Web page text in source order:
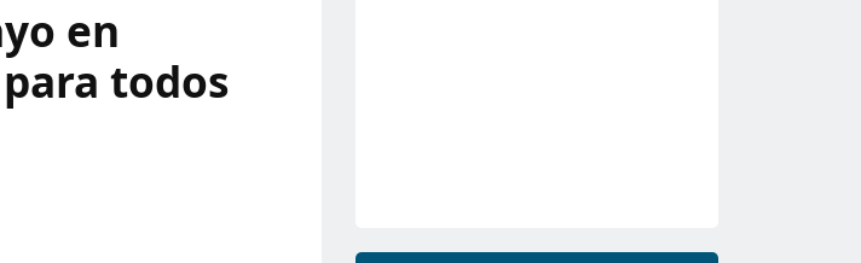
en
todos